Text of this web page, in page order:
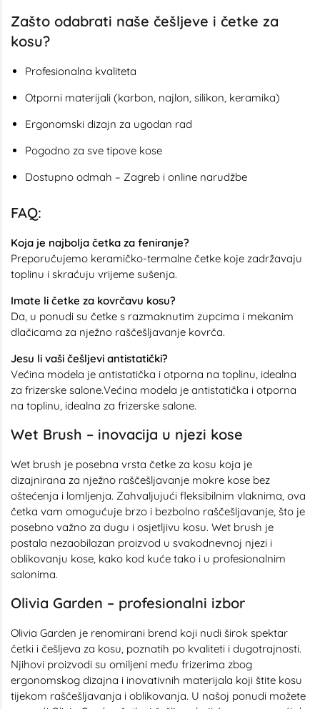
Zašto odabrati naše češljeve i četke za
kosu?
Profesionalna kvaliteta
Otporni materijali (karbon, najlon, silikon, keramika)
Ergonomski dizajn za ugodan rad
Pogodno za sve tipove kose
Dostupno odmah – Zagreb i online narudžbe
FAQ:
Koja je najbolja četka za feniranje?
Preporučujemo keramičko-termalne četke koje zadržavaju
toplinu i skraćuju vrijeme sušenja.
Imate li četke za kovrčavu kosu?
Da, u ponudi su četke s razmaknutim zupcima i mekanim
dlačicama za nježno raščešljavanje kovrča.
Jesu li vaši češljevi antistatički?
Većina modela je antistatička i otporna na toplinu, idealna
za frizerske salone.Većina modela je antistatička i otporna
na toplinu, idealna za frizerske salone.
Wet Brush – inovacija u njezi kose
Wet brush je posebna vrsta četke za kosu koja je
dizajnirana za nježno raščešljavanje mokre kose bez
oštećenja i lomljenja. Zahvaljujući fleksibilnim vlaknima, ova
četka vam omogućuje brzo i bezbolno raščešljavanje, što je
posebno važno za dugu i osjetljivu kosu. Wet brush je
postala nezaobilazan proizvod u svakodnevnoj njezi i
oblikovanju kose, kako kod kuće tako i u profesionalnim
salonima.
Olivia Garden – profesionalni izbor
Olivia Garden je renomirani brend koji nudi širok spektar
četki i češljeva za kosu, poznatih po kvaliteti i dugotrajnosti.
Njihovi proizvodi su omiljeni među frizerima zbog
ergonomskog dizajna i inovativnih materijala koji štite kosu
tijekom raščešljavanja i oblikovanja. U našoj ponudi možete